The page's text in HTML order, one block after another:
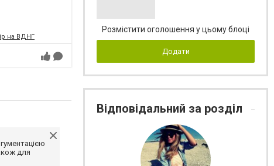
на ВДНГ
для
Розмістити оголошення у цьому блоці
Додати
Відповідальний за розділ